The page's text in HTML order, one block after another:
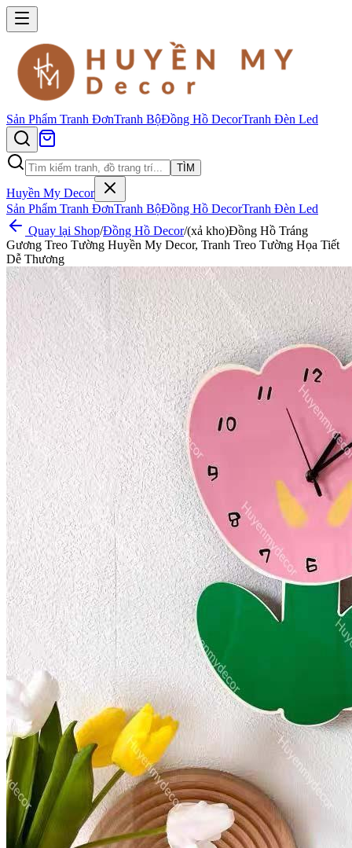
Sản Phẩm Tranh ĐơnTranh BộĐồng Hồ DecorTranh Đèn Led
TÌM
Huyền My Decor
Sản Phẩm Tranh ĐơnTranh BộĐồng Hồ DecorTranh Đèn Led
Quay lại Shop/Đồng Hồ Decor/(xả kho)Đồng Hồ Tráng
Gương Treo Tường Huyền My Decor, Tranh Treo Tường Họa Tiết
Dễ Thương